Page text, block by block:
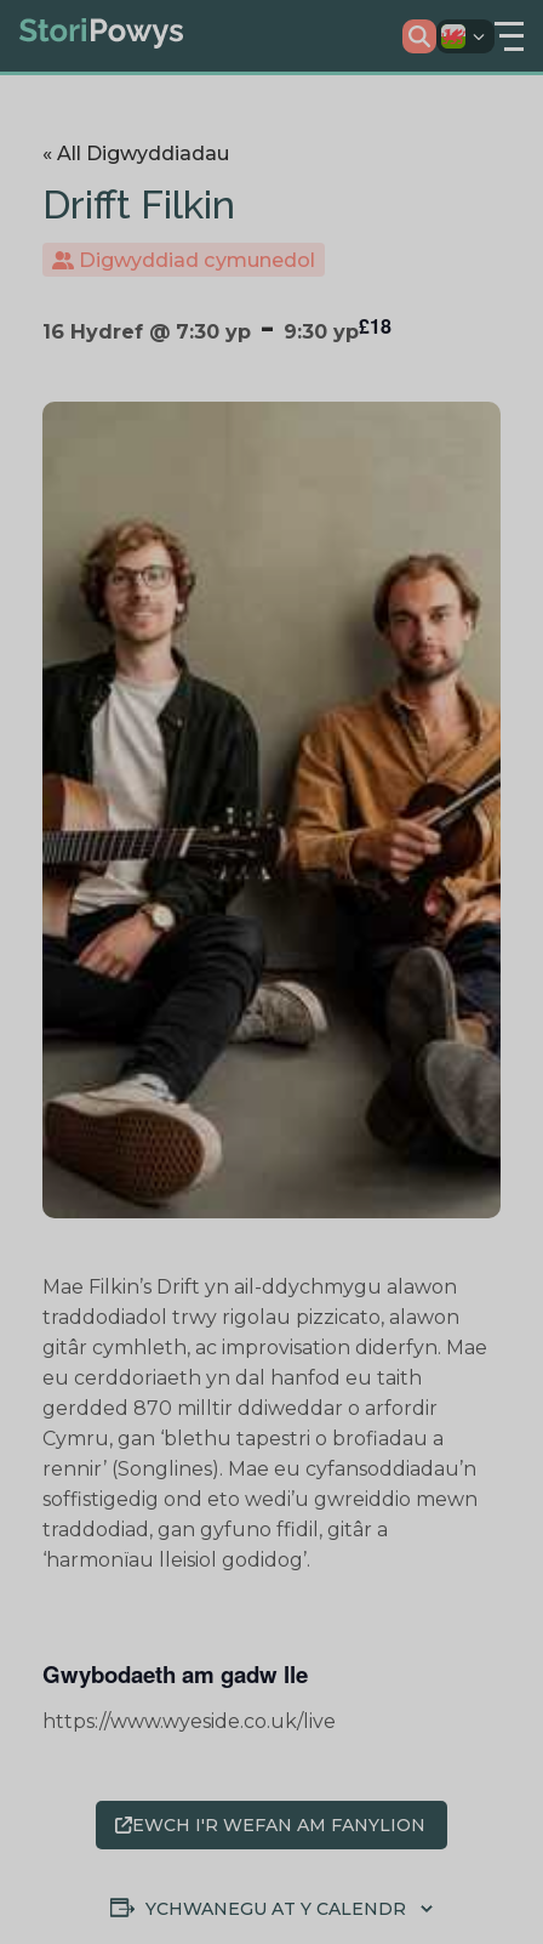
« All Digwyddiadau
Drifft Filkin
Digwyddiad cymunedol
16 Hydref @ 7:30 yp - 9:30 yp£18
Mae Filkin’s Drift yn ail-ddychmygu alawon
traddodiadol trwy rigolau pizzicato, alawon
gitâr cymhleth, ac improvisation diderfyn. Mae
eu cerddoriaeth yn dal hanfod eu taith
gerdded 870 milltir ddiweddar o arfordir
Cymru, gan ‘blethu tapestri o brofiadau a
rennir’ (Songlines). Mae eu cyfansoddiadau’n
soffistigedig ond eto wedi’u gwreiddio mewn
traddodiad, gan gyfuno ffidil, gitâr a
‘harmonïau lleisiol godidog’.
Gwybodaeth am gadw lle
https://www.wyeside.co.uk/live
EWCH I'R WEFAN AM FANYLION
YCHWANEGU AT Y CALENDR